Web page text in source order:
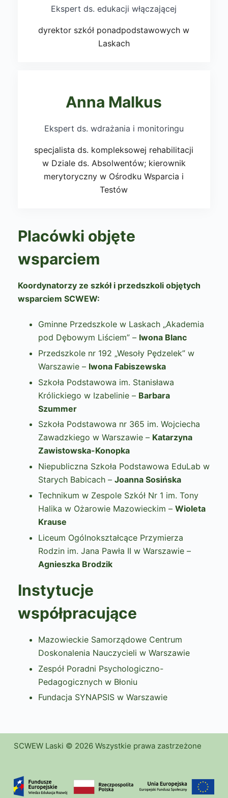
Ekspert ds. edukacji włączającej
dyrektor szkół ponadpodstawowych w
Laskach
Anna Malkus
Ekspert ds. wdrażania i monitoringu
specjalista ds. kompleksowej rehabilitacji
w Dziale ds. Absolwentów; kierownik
merytoryczny w Ośrodku Wsparcia i
Testów
Placówki objęte
wsparciem
Koordynatorzy ze szkół i przedszkoli objętych
wsparciem SCWEW:
Gminne Przedszkole w Laskach „Akademia
pod Dębowym Liściem” – Iwona Blanc
Przedszkole nr 192 „Wesoły Pędzelek” w
Warszawie – Iwona Fabiszewska
Szkoła Podstawowa im. Stanisława
Królickiego w Izabelinie – Barbara
Szummer
Szkoła Podstawowa nr 365 im. Wojciecha
Zawadzkiego w Warszawie – Katarzyna
Zawistowska-Konopka
Niepubliczna Szkoła Podstawowa EduLab w
Starych Babicach – Joanna Sosińska
Technikum w Zespole Szkół Nr 1 im. Tony
Halika w Ożarowie Mazowieckim – Wioleta
Krause
Liceum Ogólnokształcące Przymierza
Rodzin im. Jana Pawła II w Warszawie –
Agnieszka Brodzik
Instytucje
współpracujące
Mazowieckie Samorządowe Centrum
Doskonalenia Nauczycieli w Warszawie
Zespół Poradni Psychologiczno-
Pedagogicznych w Błoniu
Fundacja SYNAPSIS w Warszawie
SCWEW Laski © 2026 Wszystkie prawa zastrzeżone